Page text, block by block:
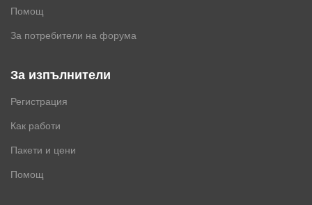
Помощ
За потребители на форума
За изпълнители
Регистрация
Как работи
Пакети и цени
Помощ